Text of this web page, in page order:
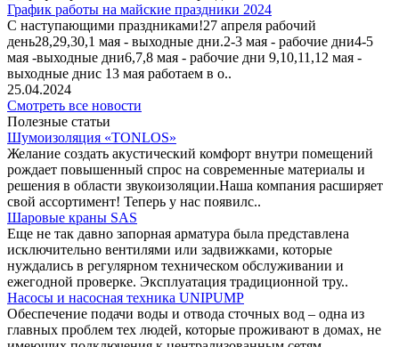
График работы на майские праздники 2024
С наступающими праздниками!27 апреля рабочий
день28,29,30,1 мая - выходные дни.2-3 мая - рабочие дни4-5
мая -выходные дни6,7,8 мая - рабочие дни 9,10,11,12 мая -
выходные днис 13 мая работаем в о..
25.04.2024
Смотреть все новости
Полезные статьи
Шумоизоляция «TONLOS»
Желание создать акустический комфорт внутри помещений
рождает повышенный спрос на современные материалы и
решения в области звукоизоляции.Наша компания расширяет
свой ассортимент! Теперь у нас появилс..
Шаровые краны SAS
Еще не так давно запорная арматура была представлена
исключительно вентилями или задвижками, которые
нуждались в регулярном техническом обслуживании и
ежегодной проверке. Эксплуатация традиционной тру..
Насосы и насосная техника UNIPUMP
Обеспечение подачи воды и отвода сточных вод – одна из
главных проблем тех людей, которые проживают в домах, не